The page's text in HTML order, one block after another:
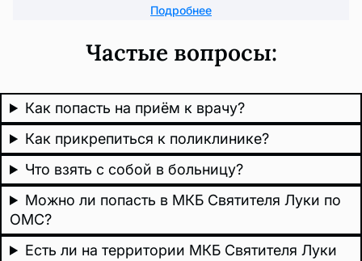
Подробнее:
мая
—
день
щитовидной
железы
Частые вопросы:
Как попасть на приём к врачу?
Как прикрепиться к поликлинике?
Что взять с собой в больницу?
Можно ли попасть в МКБ Святителя Луки по
ОМС?
Есть ли на территории МКБ Святителя Луки